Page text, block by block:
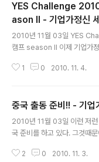
YES Challenge
ason II - 기업가정신
2010년 11월 03일 YES
캠프 season II 이제 기업가
일정을 받았다. 이번에도 스탭
많은 도움을 주고 계시지만, 아
정이 잡혀져있지 않기 때문이
준비기간에 3일이나 일을 하
한실장님과 함께 일하는 것이
1 0 2010. 11. 4.
중국 출동 준비!! - 기업
2010년 11월 03일 이런 저런
국 준비를 하고 있다. 그것때
않구나.' (사진 : 힘들다. 그러
2 0 2010. 11. 3.